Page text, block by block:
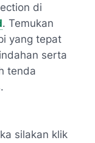
di
. Temukan
yang tepat
serta
tenda
silakan klik